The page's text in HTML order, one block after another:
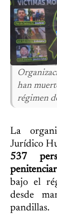
han
régimen
La
Jurídico
537
bajo el
desde
pandillas.